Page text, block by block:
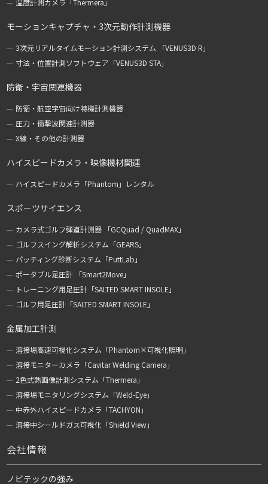
温度計測カメラ「Thermera」
モーションキャプチャ・3次元動作計測機器
3次元リアルタイムモーション計測システム 「VENUS3D R」
寸法・位置計測ソフトウェア「VENUS3D STA」
防衛・宇宙関連機器
防衛・航空宇宙向け特機計測機器
圧力・衝撃波関連計測器
X線・その他の計測器
ハイスピードカメラ・映像機材関連
ハイスピードカメラ「Phantom」レンタル
スポーツサイエンス
カメラ式ゴルフ弾道計測器 「GCQuad / QuadMAX」
ゴルフスイング解析システム「GEARS」
パッティング診断システム「PuttLab」
ポータブル足圧計 「Smart2Move」
トレーニング用足圧計「SALTED SMART INSOLE」
ゴルフ用足圧計「SALTED SMART INSOLE」
金属加工計測
溶接場高速可視化システム「Phantom×可視化照明」
溶接モニターカメラ「Cavitar Welding Camera」
2色式熱画像計測システム「Thermera」
溶接場モニタリングシステム「Weld-Eye」
中赤外ハイスピードカメラ「TACHYON」
溶接中シールドガス可視化「Shield View」
会社情報
ノビテックの強み